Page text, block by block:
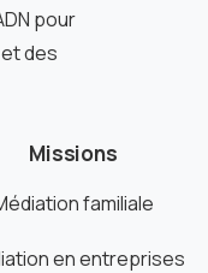
pour
des
Missions
familiale
en entreprises